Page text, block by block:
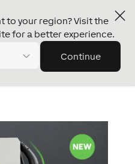
to your region? Visit the
for a better experience.
Continue